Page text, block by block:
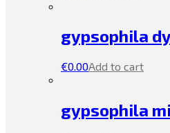
gypsophila
€0.00Add to cart
gypsophila